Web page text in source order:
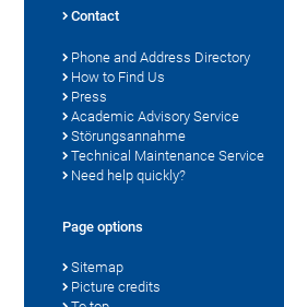
Contact
Phone and Address Directory
How to Find Us
Press
Academic Advisory Service
Störungsannahme
Technical Maintenance Service
Need help quickly?
Page options
Sitemap
Picture credits